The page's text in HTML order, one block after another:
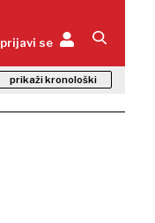
prijavi se
prikaži kronološki